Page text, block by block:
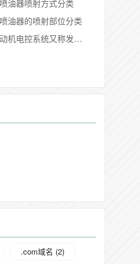
油器喷射方式分类
油器的喷射部位分类
发动机电控系统的组成 发动机电控系统又称发动机管理系统EMS
.com域名 (2)